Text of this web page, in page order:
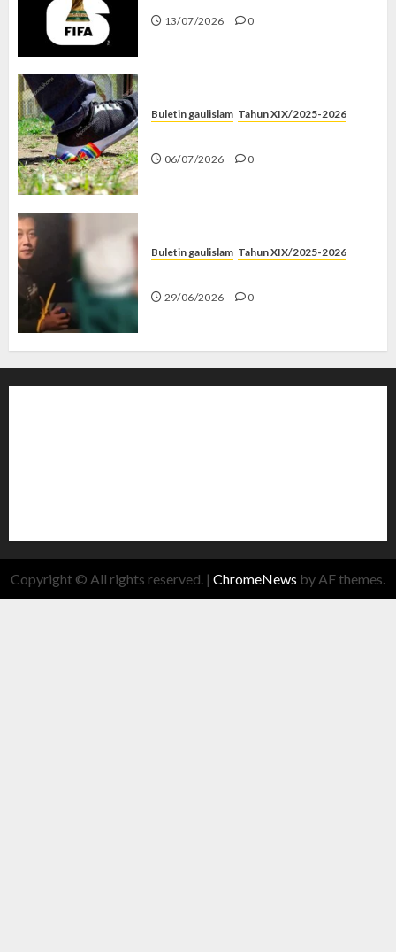
13/07/2026 0
Buletin gaulislam Tahun XIX/2025-2026
06/07/2026 0
Buletin gaulislam Tahun XIX/2025-2026
29/06/2026 0
Copyright © All rights reserved. | ChromeNews by AF themes.